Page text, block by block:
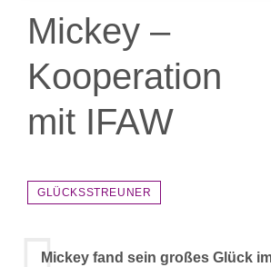
Mickey –
Kooperation
mit IFAW
GLÜCKSSTREUNER
Mickey fand sein großes Glück